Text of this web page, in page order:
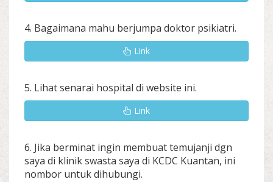
4. Bagaimana mahu berjumpa doktor psikiatri.
Link
5. Lihat senarai hospital di website ini.
Link
6. Jika berminat ingin membuat temujanji dgn
saya di klinik swasta saya di KCDC Kuantan, ini
nombor untuk dihubungi.